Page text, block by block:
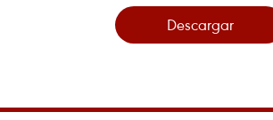
Descargar